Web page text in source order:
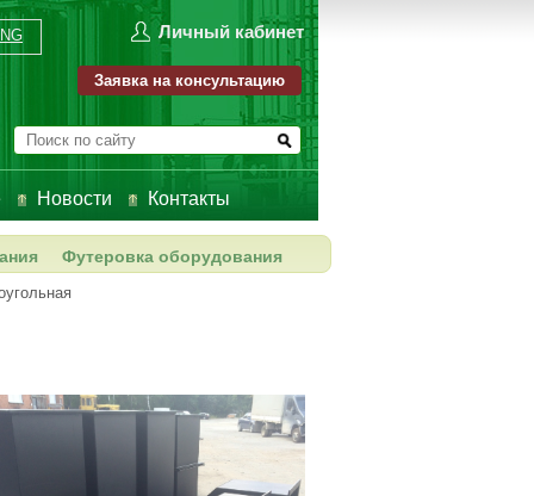
Личный кабинет
Заявка на консультацию
Новости Контакты
Футеровка оборудования